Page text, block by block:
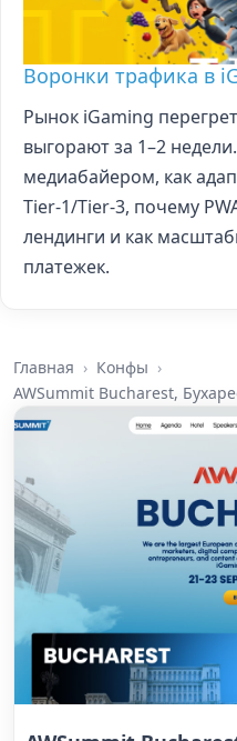
Воронки трафика в
Рынок iGaming
выгорают за 1–2
медиабайером, как
Tier-1/Tier-3, почему
лендинги и как
платежек.
Главная
Конфы
AWSummit Bucharest,